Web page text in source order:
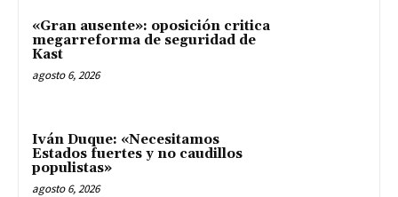
«Gran ausente»: oposición critica
megarreforma de seguridad de
Kast
agosto 6, 2026
Iván Duque: «Necesitamos
Estados fuertes y no caudillos
populistas»
agosto 6, 2026